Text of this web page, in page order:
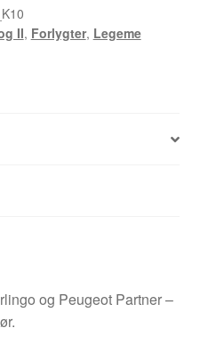
II, Forlygter, Legeme
og Peugeot Partner –